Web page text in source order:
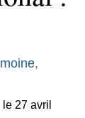
,
27 avril